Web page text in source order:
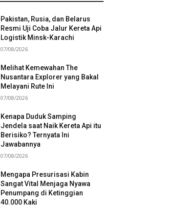
Pakistan, Rusia, dan Belarus
Resmi Uji Coba Jalur Kereta Api
Logistik Minsk-Karachi
07/08/2026
Melihat Kemewahan The
Nusantara Explorer yang Bakal
Melayani Rute Ini
07/08/2026
Kenapa Duduk Samping
Jendela saat Naik Kereta Api itu
Berisiko? Ternyata Ini
Jawabannya
07/08/2026
Mengapa Presurisasi Kabin
Sangat Vital Menjaga Nyawa
Penumpang di Ketinggian
40.000 Kaki